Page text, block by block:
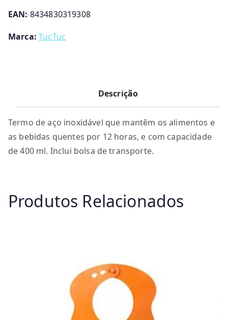
EAN: 8434830319308
Marca:TucTuc
Descrição
Termo de aço inoxidável que mantêm os alimentos e
as bebidas quentes por 12 horas, e com capacidade
de 400 ml. Inclui bolsa de transporte.
Produtos Relacionados